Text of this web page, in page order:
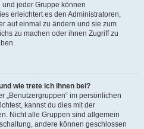
jeder Gruppe können
erleichtert es den Administratoren,
auf einmal zu ändern und sie zum
zu machen oder ihnen Zugriff zu
wie trete ich ihnen bei?
„Benutzergruppen“ im persönlichen
kannst du dies mit der
Nicht alle Gruppen sind allgemein
andere können geschlossen